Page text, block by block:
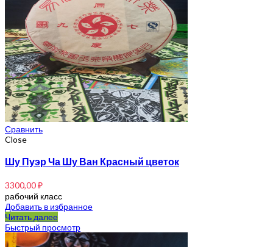
Сравнить
Close
Шу Пуэр Ча Шу Ван Красный цветок
3300,00₽
рабочий класс
Добавить в избранное
Читать далее
Быстрый просмотр